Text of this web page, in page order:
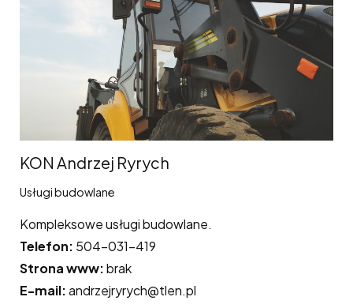
KON Andrzej Ryrych
Usługi budowlane
Kompleksowe usługi budowlane.
Telefon: 504-031-419
Strona www:brak
E-mail:andrzejryrych@tlen.pl